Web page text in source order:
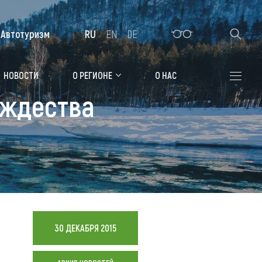
Алтайская зимовка
Где остановиться
Санатории
Гостиницы, отели
Коттеджи, базы
Мотели, придорожные отели
НОВОСТИ О РЕГИОНЕ О НАС
Автотуризм RU EN DE
30 ДЕКАБРЯ 2015